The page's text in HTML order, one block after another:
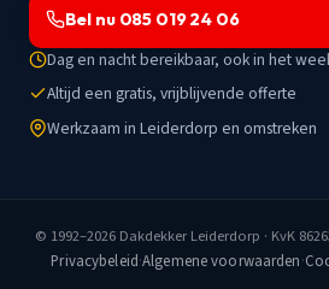
Bel nu 085 019 24 06
Dag en nacht bereikbaar, ook in het
Altijd een gratis, vrijblijvende offerte
Werkzaam in Leiderdorp en omstreken
© 1992–2026 Dakdekker Leiderdorp · KvK
Privacybeleid·Algemene voorwaarden·